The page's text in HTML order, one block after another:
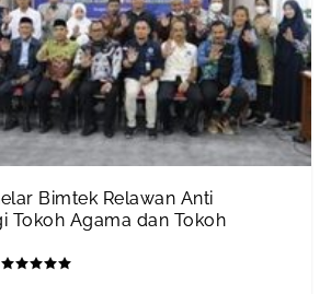
Bimtek Relawan Anti
Tokoh Agama dan Tokoh